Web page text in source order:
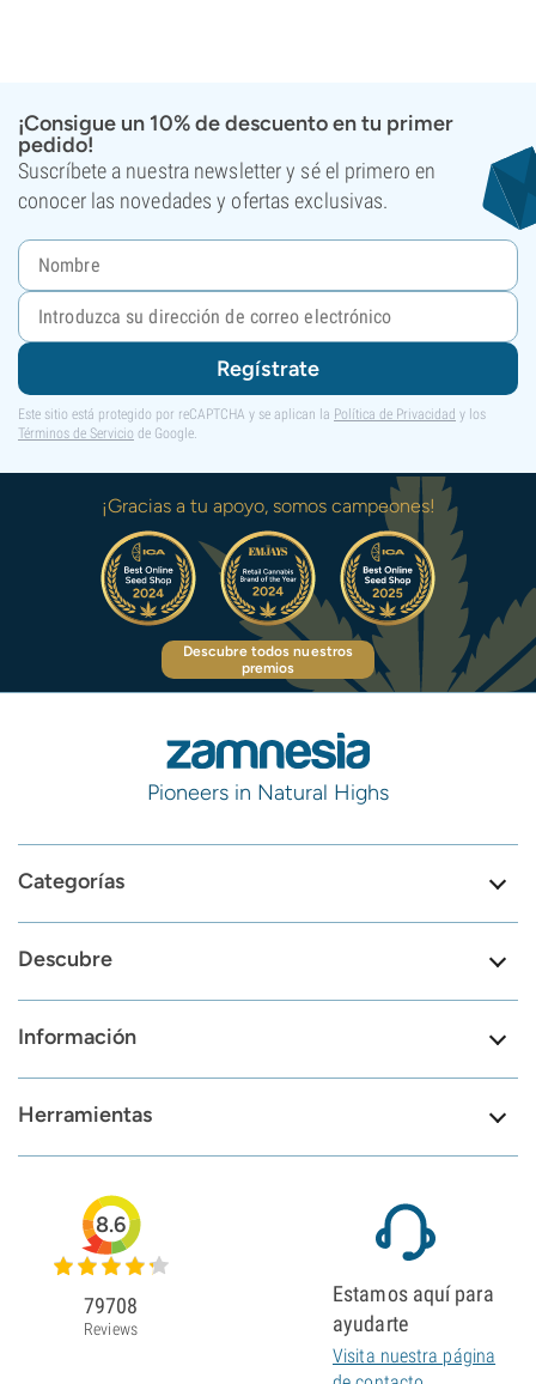
¡Consigue un 10% de descuento en tu primer
pedido!
Suscríbete a nuestra newsletter y sé el primero en
conocer las novedades y ofertas exclusivas.
Regístrate
Este sitio está protegido por reCAPTCHA y se aplican la Política de Privacidad y los
Términos de Servicio de Google.
¡Gracias a tu apoyo, somos campeones!
Descubre todos nuestros
premios
Pioneers in Natural Highs
Categorías
Descubre
Información
Herramientas
8.6
79708
Reviews
Estamos aquí para
ayudarte
Visita nuestra página